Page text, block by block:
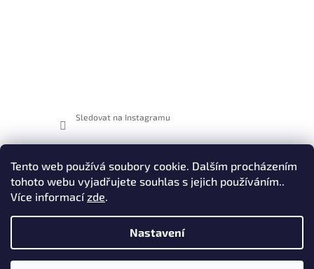
Tento web používá soubory cookie. Dalším procházením
tohoto webu vyjadřujete souhlas s jejich používáním..
Více informacízde.
Nastavení
Sledovat na Instagramu
Facebook
Kontakty